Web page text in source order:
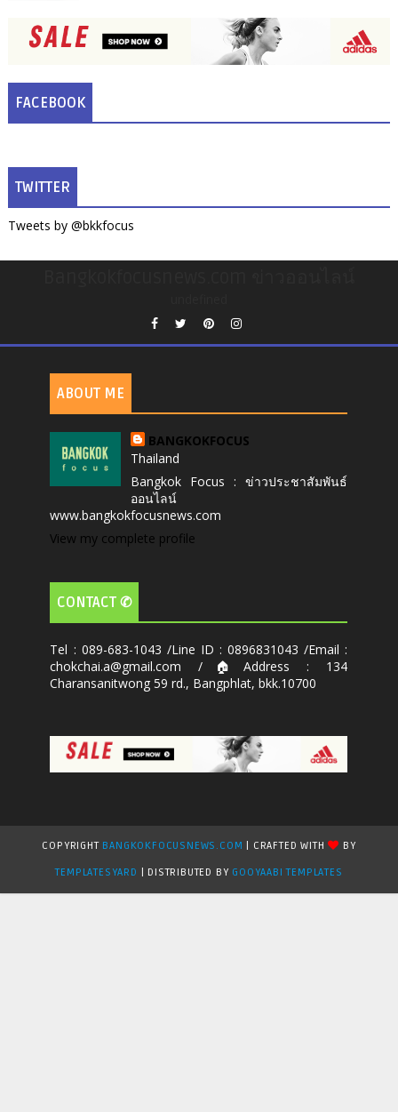
FACEBOOK
TWITTER
Tweets by @bkkfocus
ABOUT ME
BANGKOKFOCUS
Thailand
Bangkok Focus : ข่าวประชาสัมพันธ์
ออนไลน์
www.bangkokfocusnews.com
View my complete profile
CONTACT ✆
Tel : 089-683-1043 /Line ID : 0896831043 /Email :
chokchai.a@gmail.com /🏠Address : 134
Charansanitwong 59 rd., Bangphlat, bkk.10700
COPYRIGHT BANGKOKFOCUSNEWS.COM | CRAFTED WITH
BY
TEMPLATESYARD
| DISTRIBUTED BY GOOYAABI TEMPLATES